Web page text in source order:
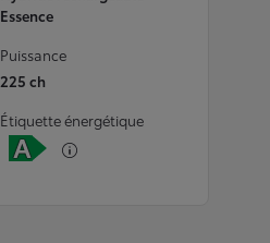
Essence
Puissance
225 ch
Étiquette énergétique